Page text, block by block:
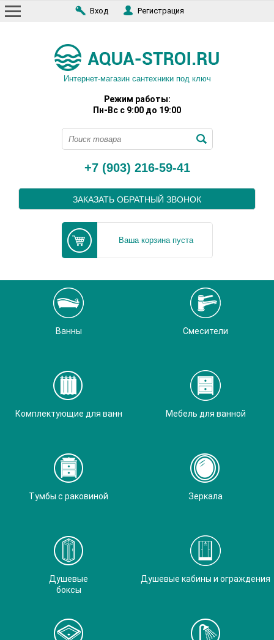
Вход Регистрация
Интернет-магазин сантехники под ключ
Режим работы:
Пн-Вс с 9:00 до 19:00
+7 (903) 216-59-41
ЗАКАЗАТЬ ОБРАТНЫЙ ЗВОНОК
Ваша корзина пуста
Ванны Смесители
Комплектующие для ванн Мебель для ванной
Тумбы с раковиной Зеркала
Душевые
боксы
Душевые кабины и ограждения